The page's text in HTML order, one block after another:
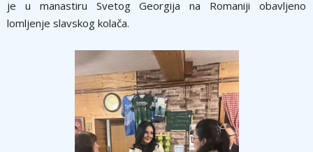
je u manastiru Svetog Georgija na Romaniji obavljeno
lomljenje slavskog kolača.